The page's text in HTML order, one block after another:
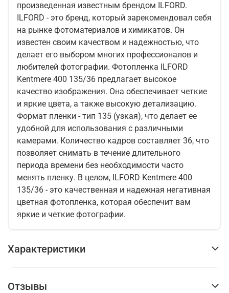
произведенная известным брендом ILFORD.
ILFORD - это бренд, который зарекомендовал себя
на рынке фотоматериалов и химикатов. Он
известен своим качеством и надежностью, что
делает его выбором многих профессионалов и
любителей фотографии. Фотопленка ILFORD
Kentmere 400 135/36 предлагает высокое
качество изображения. Она обеспечивает четкие
и яркие цвета, а также высокую детализацию.
Формат пленки - тип 135 (узкая), что делает ее
удобной для использования с различными
камерами. Количество кадров составляет 36, что
позволяет снимать в течение длительного
периода времени без необходимости часто
менять пленку. В целом, ILFORD Kentmere 400
135/36 - это качественная и надежная негативная
цветная фотопленка, которая обеспечит вам
яркие и четкие фотографии.
Характеристики
Отзывы